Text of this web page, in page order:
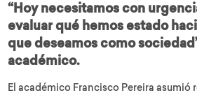
“Hoy necesitamos con
evaluar qué hemos estado
que deseamos como
académico.
El académico Francisco Pereira asumió